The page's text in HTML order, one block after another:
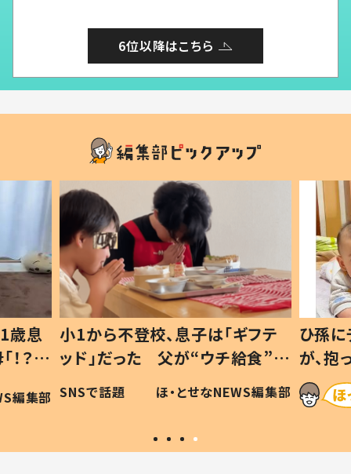
6位以降はこちら
歳息
？」
編集部
小1から不登校、息子は「ギフテ
ッド」だった 父が“ウチ給食”を
作り続ける理由とは #令和の親
#令和の子
SNSで話題 ほ・とせなNEWS編集部
ひ孫
が、
「涙が
い」